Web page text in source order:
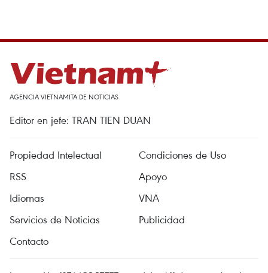
AGENCIA VIETNAMITA DE NOTICIAS
Editor en jefe: TRAN TIEN DUAN
Propiedad Intelectual
Condiciones de Uso
RSS
Apoyo
Idiomas
VNA
Servicios de Noticias
Publicidad
Contacto